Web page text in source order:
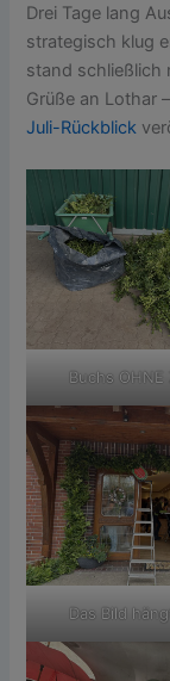
Drei Tage lang
strategisch klug
stand schließlich
Grüße an Lothar
Juli-Rückblick
Buchs
Das Bild